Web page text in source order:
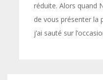
réduite. Alors quand
de vous présenter la
j’ai sauté sur